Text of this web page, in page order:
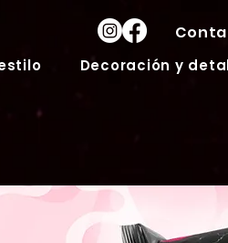
Decoración y